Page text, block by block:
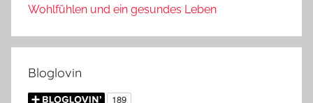
Wohlfühlen und ein gesundes Leben
Bloglovin